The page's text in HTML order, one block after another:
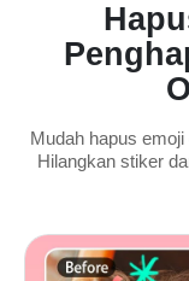
Mudah hapus
Hilangkan stiker